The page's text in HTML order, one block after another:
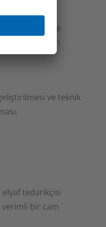
edilmesini
uygulamalar alanında
için problem çözücü
belirliyoruz.
şekilde rekabet
tavsiyelerde bulunuyor
ve
maliyet bilinci,
tamamlanmaktadır.
üzere
endüstrisi için
ve teknik
tedarikçisi
verimli bir cam